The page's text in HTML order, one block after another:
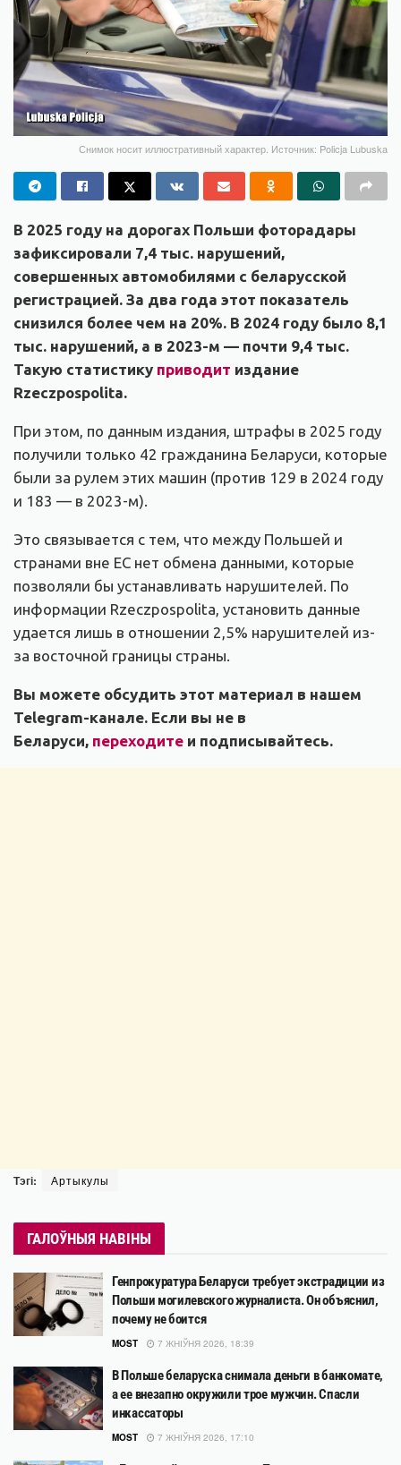
Снимок носит иллюстративный характер. Источник: Policja Lubuska
В 2025 году на дорогах Польши фоторадары
зафиксировали 7,4 тыс. нарушений,
совершенных автомобилями с беларусской
регистрацией. За два года этот показатель
снизился более чем на 20%. В 2024 году было 8,1
тыс. нарушений, а в 2023-м — почти 9,4 тыс.
Такую статистику приводит издание
Rzeczpospolita.
При этом, по данным издания, штрафы в 2025 году
получили только 42 гражданина Беларуси, которые
были за рулем этих машин (против 129 в 2024 году
и 183 — в 2023-м).
Это связывается с тем, что между Польшей и
странами вне ЕС нет обмена данными, которые
позволяли бы устанавливать нарушителей. По
информации Rzeczpospolita, установить данные
удается лишь в отношении 2,5% нарушителей из-
за восточной границы страны.
Вы можете обсудить этот материал в нашем
Telegram-канале. Если вы не в
Беларуси, переходите и подписывайтесь.
Тэгі: Артыкулы
ГАЛОЎНЫЯ НАВІНЫ
Генпрокуратура Беларуси требует экстрадиции из
Польши могилевского журналиста. Он объяснил,
почему не боится
MOST 7 ЖНІЎНЯ 2026, 18:39
В Польше беларуска снимала деньги в банкомате,
а ее внезапно окружили трое мужчин. Спасли
инкассаторы
MOST 7 ЖНІЎНЯ 2026, 17:10